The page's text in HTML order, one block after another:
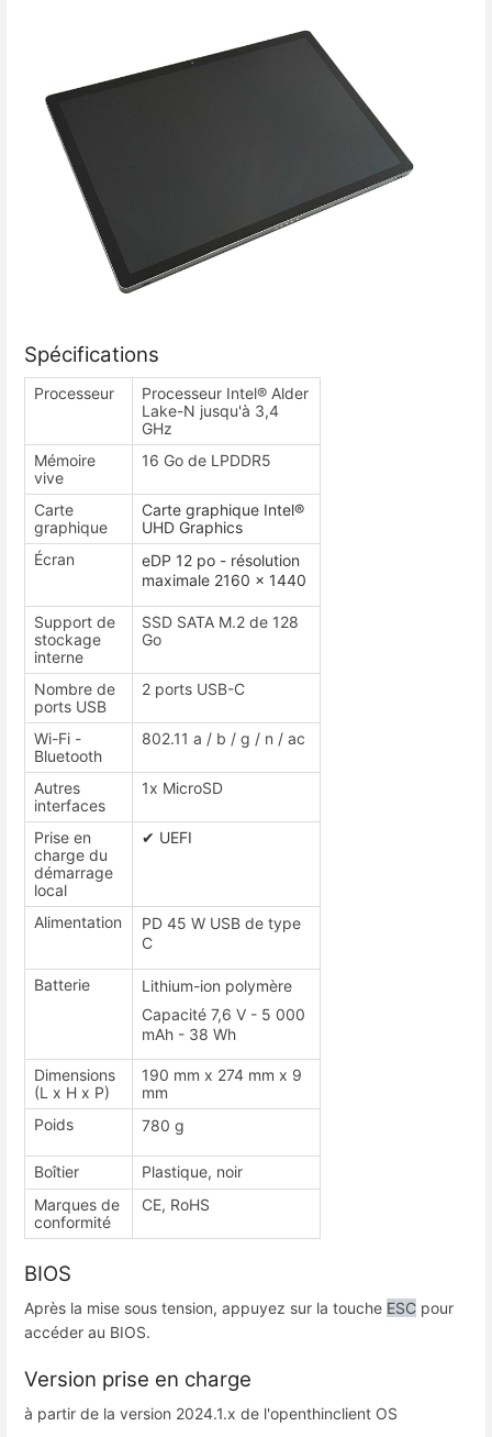
Spécifications
Processeur
Processeur Intel® Alder
Lake-N jusqu'à 3,4
GHz
Mémoire
vive
16 Go de LPDDR5
Carte
graphique
Carte graphique Intel®
UHD Graphics
Écran
eDP 12 po - résolution
maximale 2160 x 1440
Support de
stockage
interne
SSD SATA M.2 de 128
Go
Nombre de
ports USB
2 ports USB-C
Wi-Fi -
Bluetooth
802.11 a / b / g / n / ac
Autres
interfaces
1x MicroSD
Prise en
charge du
démarrage
local
✔ UEFI
Alimentation
PD 45 W USB de type
C
Batterie
Lithium-ion polymère
Capacité 7,6 V - 5 000
mAh - 38 Wh
Dimensions
(L x H x P)
190 mm x 274 mm x 9
mm
Poids
780 g
Boîtier
Plastique, noir
Marques de
conformité
CE, RoHS
BIOS
Après la mise sous tension, appuyez sur la touche ESC pour
accéder au BIOS.
Version prise en charge
à partir de la version 2024.1.x de l'openthinclient OS